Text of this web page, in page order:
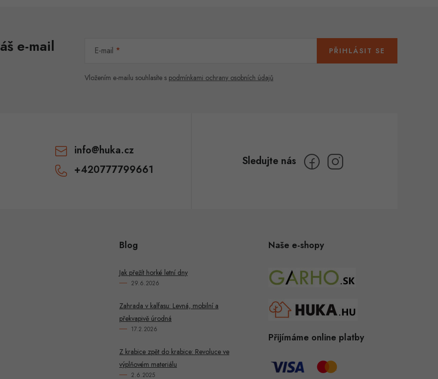
e-mail E-mail
Vložením e-mailu souhlasíte s podmínkami ochrany osobních údajů
PŘIHLÁSIT SE
info@huka.cz
+420777799661
Blog
Jak přežít horké letní dny
29.6.2026
Zahrada v kalfasu: Levná, mobilní a
překvapivě úrodná
17.2.2026
Z krabice zpět do krabice: Revoluce ve
výplňovém materiálu
2.6.2025
Naše e-shopy
Přijímáme online platby